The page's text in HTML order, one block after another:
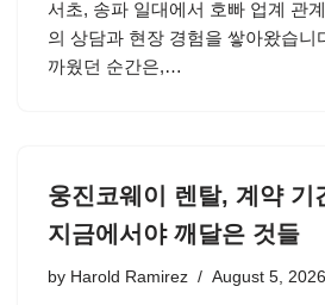
서초, 송파 일대에서 호빠 업계 관
의 상담과 현장 경험을 쌓아왔습니
까웠던 순간은,…
웅진코웨이 렌탈, 계약 기
지금에서야 깨달은 것들
by Harold Ramirez August 5, 2026